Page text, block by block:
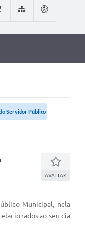
Servidor Público
AVALIAR
Municipal, nela
ao seu dia